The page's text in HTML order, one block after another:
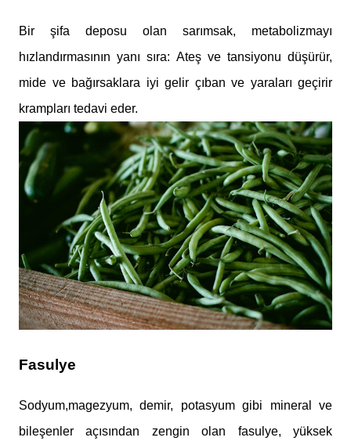
Bir şifa deposu olan sarımsak, metabolizmayı
hızlandırmasının yanı sıra: Ateş ve tansiyonu düşürür,
mide ve bağırsaklara iyi gelir çıban ve yaraları geçirir
krampları tedavi eder.
Fasulye
Sodyum,magezyum, demir, potasyum gibi mineral ve
bileşenler açısından zengin olan fasulye, yüksek